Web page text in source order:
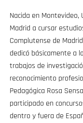
Nacida en Montevideo,
Madrid a cursar
Complutense de
dedicó básicamente a
trabajos de
reconocimiento
Pedagógica Rosa
participado en
dentro y fuera de